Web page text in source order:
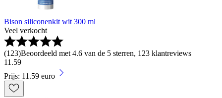
Bison siliconenkit wit 300 ml
Veel verkocht
(123)Beoordeeld met 4.6 van de 5 sterren, 123 klantreviews
11 .59
Prijs: 11.59 euro